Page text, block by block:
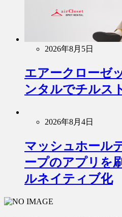
2026年8月5日
エアークローゼ
ンタルでチルス
2026年8月4日
マッシュホール
ープのアプリを
ルネイティブ化